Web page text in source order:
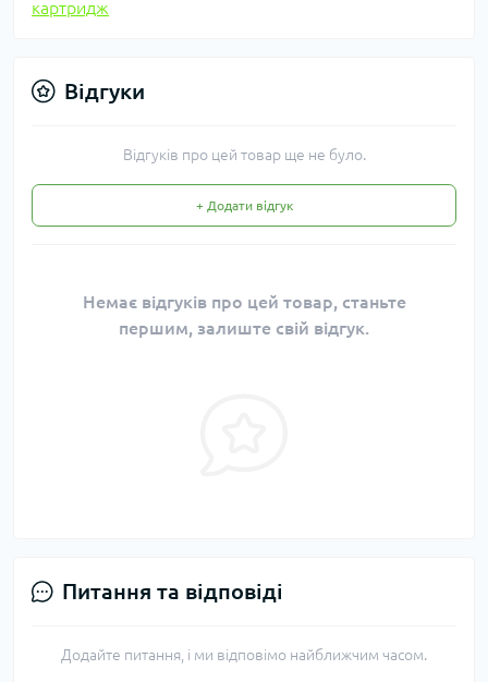
картридж
Відгуки
Відгуків про цей товар ще не було.
+ Додати відгук
Немає відгуків про цей товар, станьте
першим, залиште свій відгук.
Питання та відповіді
Додайте питання, і ми відповімо найближчим часом.